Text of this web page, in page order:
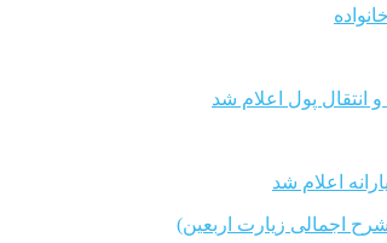
پول اعلام شد
اعلام شد